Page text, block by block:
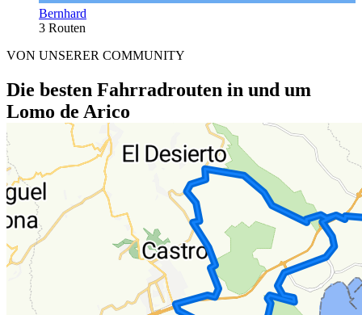
Bernhard
3 Routen
VON UNSERER COMMUNITY
Die besten Fahrradrouten in und um
Lomo de Arico